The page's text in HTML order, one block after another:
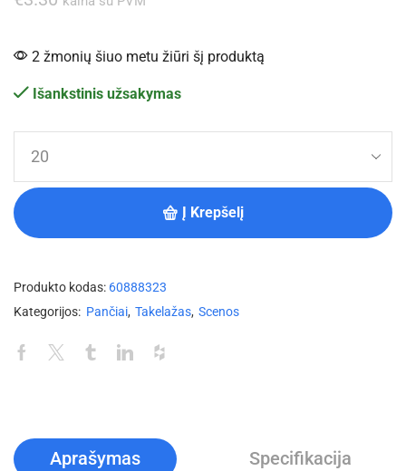
2 žmonių šiuo metu žiūri šį produktą
Išankstinis užsakymas
Į Krepšelį
Produkto kodas: 60888323
Kategorijos: Pančiai, Takelažas, Scenos
Aprašymas Specifikacija